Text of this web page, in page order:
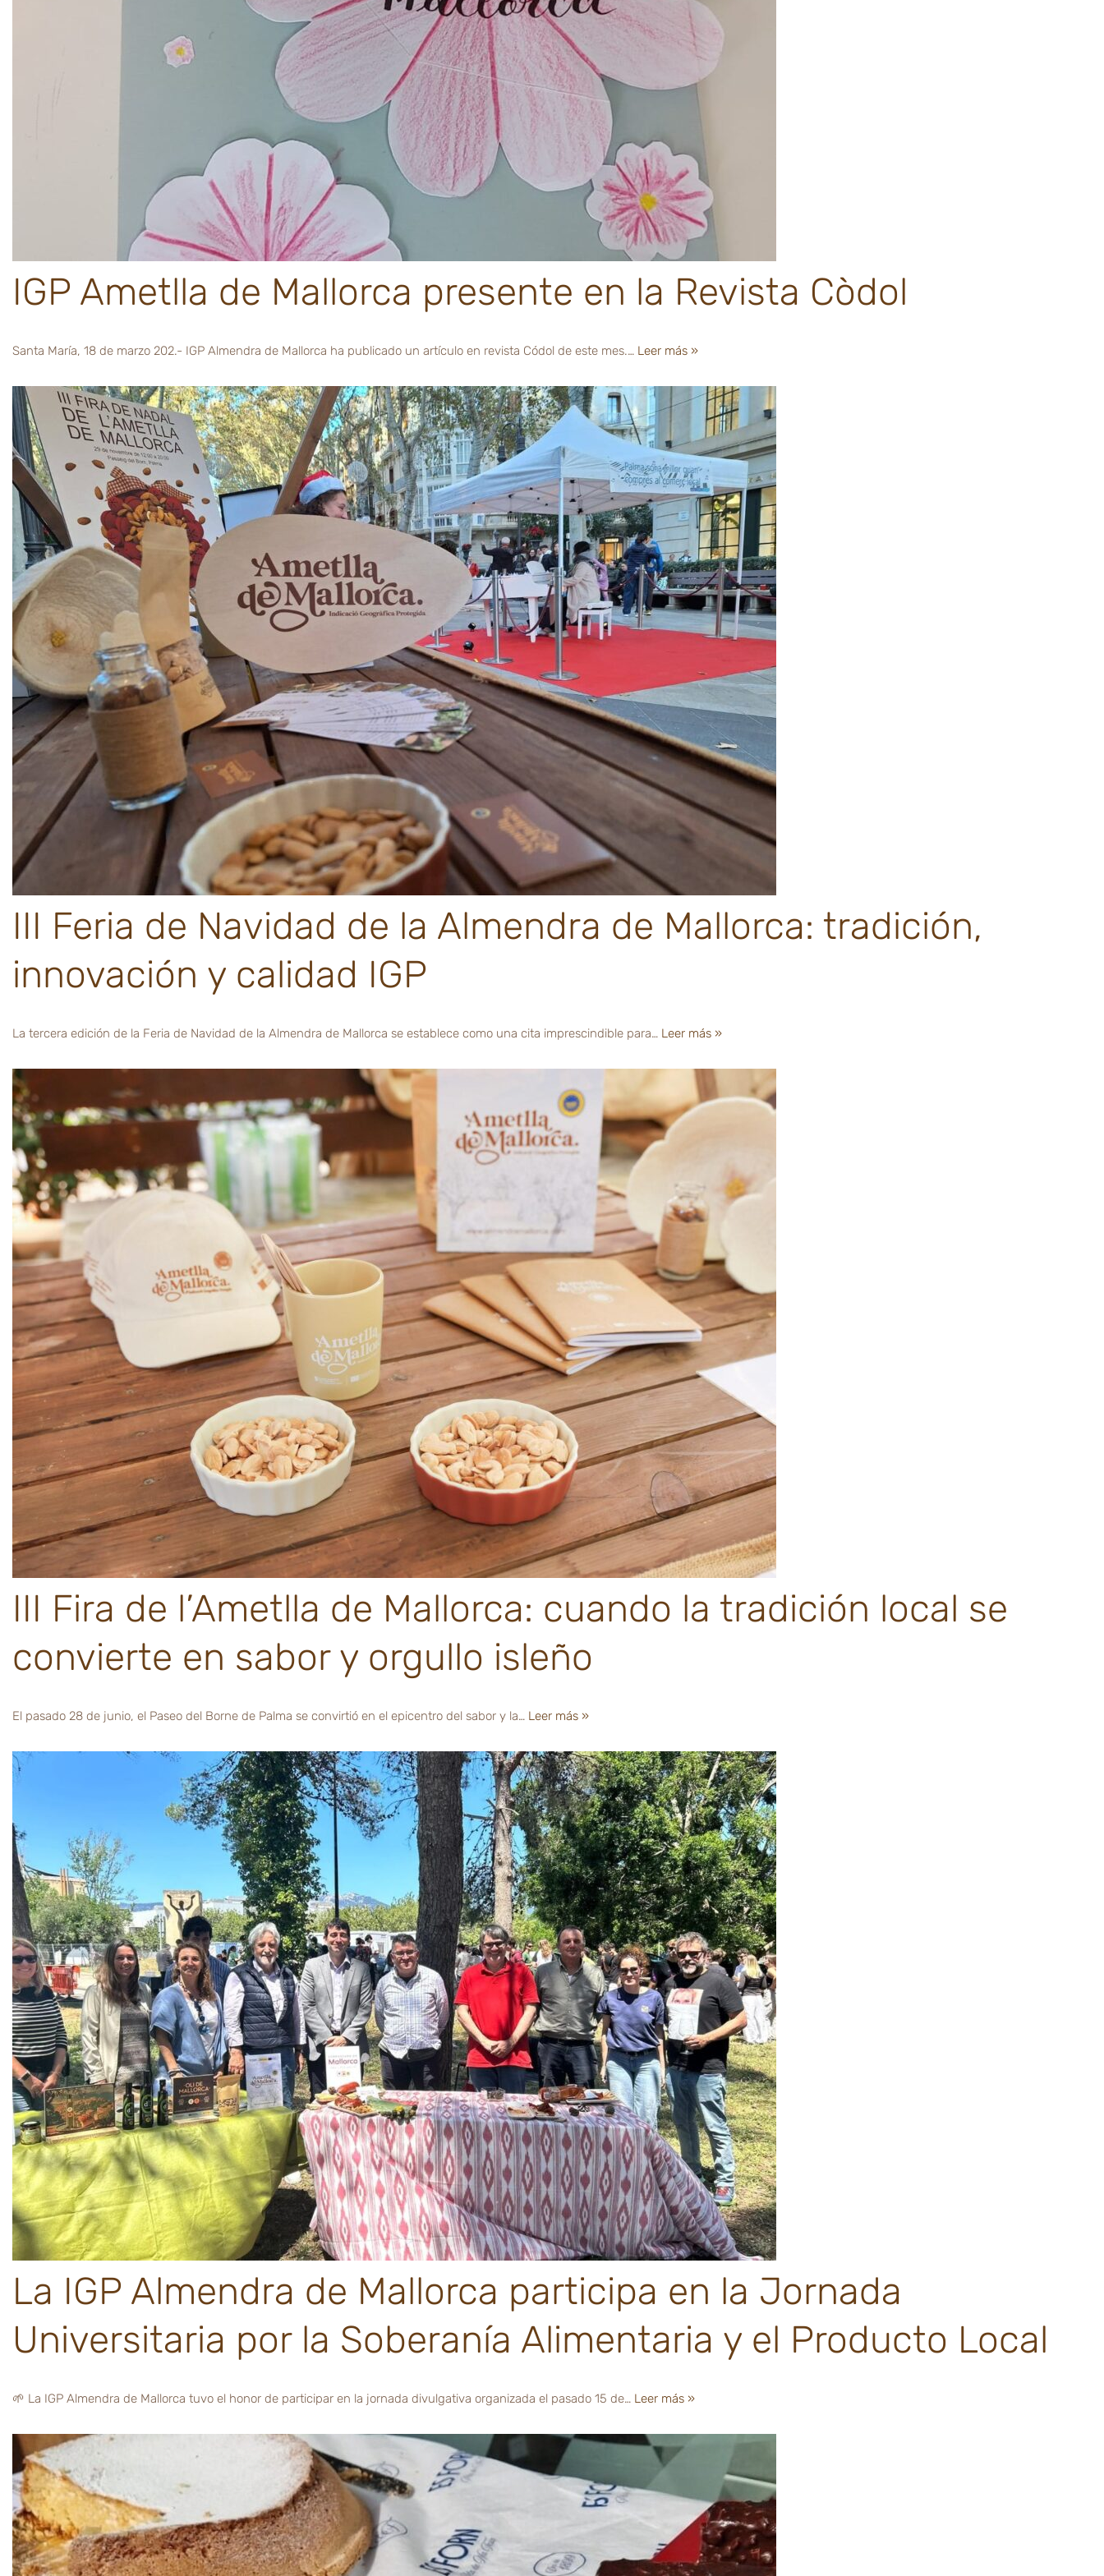
IGP Ametlla de Mallorca presente en la Revista Còdol
Santa María, 18 de marzo 202.- IGP Almendra de Mallorca ha publicado un artículo en revista Códol de este mes.… Leer más »
III Feria de Navidad de la Almendra de Mallorca: tradición,
innovación y calidad IGP
La tercera edición de la Feria de Navidad de la Almendra de Mallorca se establece como una cita imprescindible para… Leer más »
III Fira de l’Ametlla de Mallorca: cuando la tradición local se
convierte en sabor y orgullo isleño
El pasado 28 de junio, el Paseo del Borne de Palma se convirtió en el epicentro del sabor y la… Leer más »
La IGP Almendra de Mallorca participa en la Jornada
Universitaria por la Soberanía Alimentaria y el Producto Local
🌱 La IGP Almendra de Mallorca tuvo el honor de participar en la jornada divulgativa organizada el pasado 15 de… Leer más »